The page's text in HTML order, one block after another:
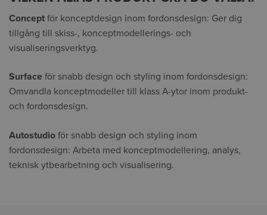
Concept för konceptdesign inom fordonsdesign: Ger dig
tillgång till skiss-, konceptmodellerings- och
visualiseringsverktyg.
Surface för snabb design och styling inom fordonsdesign:
Omvandla konceptmodeller till klass A-ytor inom produkt-
och fordonsdesign.
Autostudio för snabb design och styling inom
fordonsdesign: Arbeta med konceptmodellering, analys,
teknisk ytbearbetning och visualisering.